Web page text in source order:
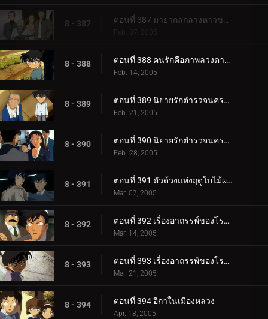
8 - 387 ตอนที่ 387 มายากลกลางหาวของจอมโจรคิด (ตอนพิเศษ ตอนจบ)
8 - 388 ตอนที่ 388 คนรักคือภาพลวงตาของฤดูใบไม้ผลิ
Feb. 14, 2005
8 - 389 ตอนที่ 389 นิยายรักตำรวจนครบาล ภาค 5 (ตอนแรก)
Feb. 21, 2005
8 - 390 ตอนที่ 390 นิยายรักตำรวจนครบาล ภาค 5 (ตอนจบ)
Feb. 28, 2005
8 - 391 ตอนที่ 391 ตัวด้วงแห่งฤดูใบไม้ผลิอันน่าฉงน
Mar. 07, 2005
8 - 392 ตอนที่ 392 เรื่องอาถรรพ์ของโรงเรียนเทตัน (ตอนแรก)
Mar. 14, 2005
8 - 393 ตอนที่ 393 เรื่องอาถรรพ์ของโรงเรียนเทตัน (ตอนจบ)
Mar. 21, 2005
8 - 394 ตอนที่ 394 อีกาในเมืองหลวง
Apr. 18, 2005